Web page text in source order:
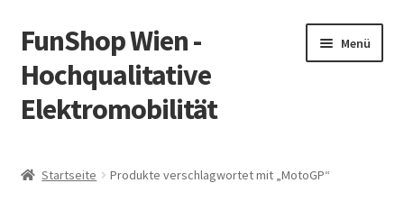
Zur
Navigation
springen
Zum
Inhalt
springen
FunShop Wien -
Hochqualitative
Elektromobilität
Menü
Startseite Produkte verschlagwortet mit „MotoGP“